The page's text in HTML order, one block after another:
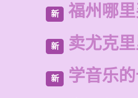
新 福州哪
新 卖尤克
新 学音乐